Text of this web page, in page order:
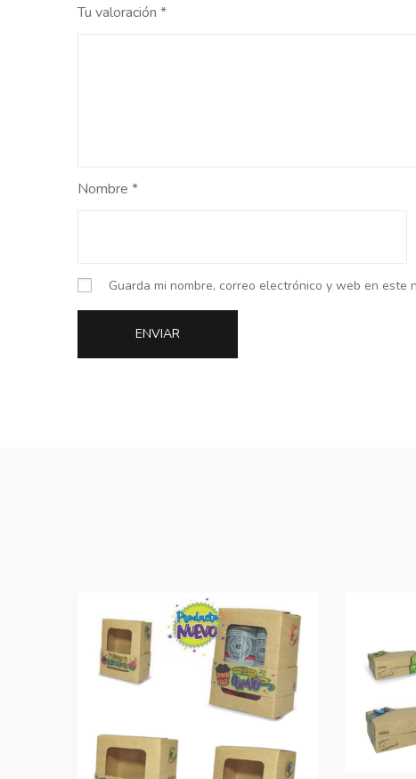
Tu valoración *
Nombre *
Guarda mi nombre, correo electrónico y web en este